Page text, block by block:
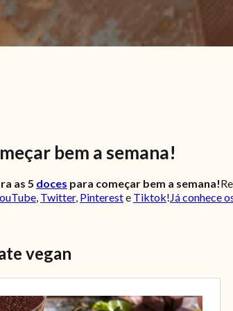
bem a semana!
as 5 doces para começar bem a semana!
Twitter, Pintereste Tiktok! Já conhece
vegan